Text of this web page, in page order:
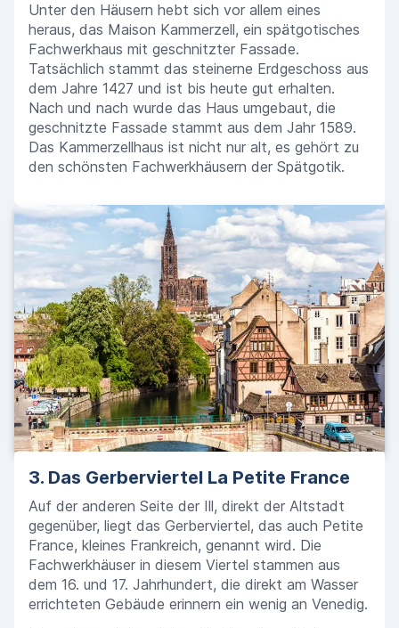
Unter den Häusern hebt sich vor allem eines
heraus, das Maison Kammerzell, ein spätgotisches
Fachwerkhaus mit geschnitzter Fassade.
Tatsächlich stammt das steinerne Erdgeschoss aus
dem Jahre 1427 und ist bis heute gut erhalten.
Nach und nach wurde das Haus umgebaut, die
geschnitzte Fassade stammt aus dem Jahr 1589.
Das Kammerzellhaus ist nicht nur alt, es gehört zu
den schönsten Fachwerkhäusern der Spätgotik.
3. Das Gerberviertel La Petite France
Auf der anderen Seite der Ill, direkt der Altstadt
gegenüber, liegt das Gerberviertel, das auch Petite
France, kleines Frankreich, genannt wird. Die
Fachwerkhäuser in diesem Viertel stammen aus
dem 16. und 17. Jahrhundert, die direkt am Wasser
errichteten Gebäude erinnern ein wenig an Venedig.